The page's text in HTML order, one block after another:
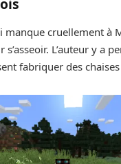
manque cruellement à
L’auteur y a
fabriquer des